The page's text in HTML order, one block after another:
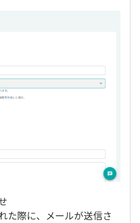
た際に、メールが送信さ